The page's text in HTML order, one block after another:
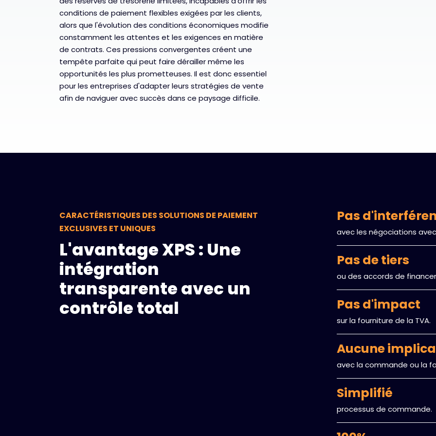
conditions de paiement flexibles exigées par les clients,
alors que l'évolution des conditions économiques modifie
constamment les attentes et les exigences en matière
de contrats. Ces pressions convergentes créent une
tempête parfaite qui peut faire dérailler même les
opportunités les plus prometteuses. Il est donc essentiel
pour les entreprises d'adapter leurs stratégies de vente
afin de naviguer avec succès dans ce paysage difficile.
CARACTÉRISTIQUES DES SOLUTIONS DE PAIEMENT
EXCLUSIVES ET UNIQUES
L'avantage XPS : Une
intégration
transparente avec un
contrôle total
Pas
avec les négociations
Pas de tiers
ou des accords de
Pas d'impact
sur la fourniture de la TVA.
Aucune
avec la commande ou la
Simplifié
processus de commande.